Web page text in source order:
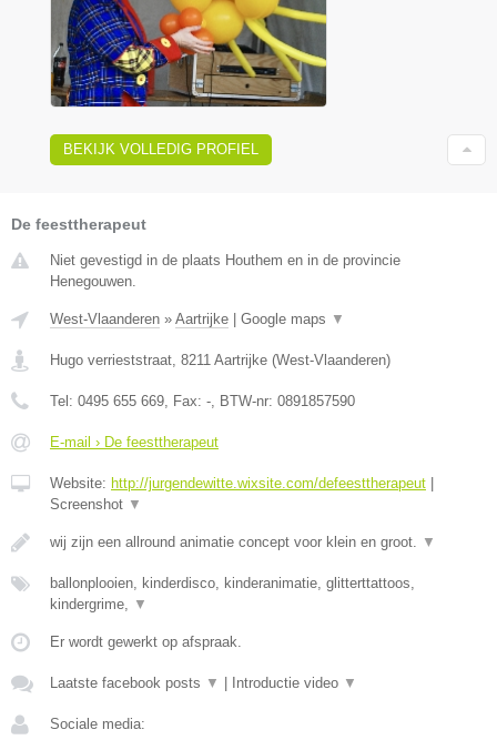
BEKIJK VOLLEDIG PROFIEL
De feesttherapeut
Niet gevestigd in de plaats Houthem en in de provincie
Henegouwen.
West-Vlaanderen » Aartrijke | Google maps ▼
Hugo verrieststraat 8211 Aartrijke (West-Vlaanderen)
Tel: 0495 655 669 , Fax: - , BTW-nr: 0891857590
E-mail › De feesttherapeut
Website: http://jurgendewitte.wixsite.com/defeesttherapeut |
Screenshot ▼
wij zijn een allround animatie concept voor klein en groot. ▼
ballonplooien, kinderdisco, kinderanimatie, glitterttattoos,
kindergrime,
▼
Er wordt gewerkt op afspraak.
Laatste facebook posts ▼ | Introductie video ▼
Sociale media: